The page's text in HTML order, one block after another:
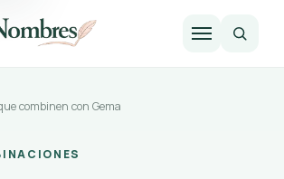
combinen con Gema